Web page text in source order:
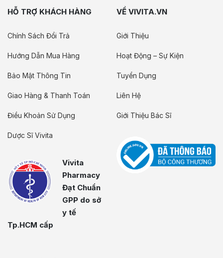
HỖ TRỢ KHÁCH HÀNG
Chính Sách Đổi Trả
Hướng Dẫn Mua Hàng
Bảo Mật Thông Tin
Giao Hàng & Thanh Toán
Điều Khoản Sử Dụng
Dược Sĩ Vivita
Vivita
Pharmacy
Đạt Chuẩn
GPP do sở
y tế
Tp.HCM cấp
VỀ VIVITA.VN
Giới Thiệu
Hoạt Động – Sự Kiện
Tuyển Dụng
Liên Hệ
Giới Thiệu Bác Sĩ